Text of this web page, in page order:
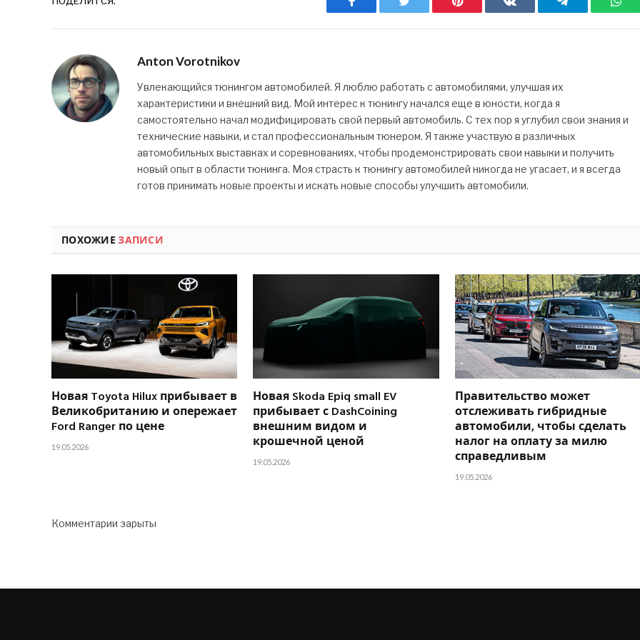
Anton Vorotnikov
Увлекающийся тюнингом автомобилей. Я люблю работать с автомобилями, улучшая их
характеристики и внешний вид. Мой интерес к тюнингу начался еще в юности, когда я
самостоятельно начал модифицировать свой первый автомобиль. С тех пор я углубил свои знания и
технические навыки, и стал профессиональным тюнером. Я также участвую в различных
автомобильных выставках и соревнованиях, чтобы продемонстрировать свои навыки и получить
новый опыт в области тюнинга. Моя страсть к тюнингу автомобилей никогда не угасает, и я всегда
готов принимать новые проекты и искать новые способы улучшить автомобили.
ПОХОЖИЕЗАПИСИ
Новая Toyota Hilux прибывает в
Великобританию и опережает
Ford Ranger по цене
19.05.2026
Новая Skoda Epiq small EV
прибывает с DashCoining
внешним видом и
крошечной ценой
19.05.2026
Правительство может
отслеживать гибридные
автомобили, чтобы сделать
налог на оплату за милю
справедливым
19.05.2026
Комментарии зарыты